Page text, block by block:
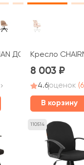
ДОМ 119Кресло
8 003
4.6оценок
В корзину
110514